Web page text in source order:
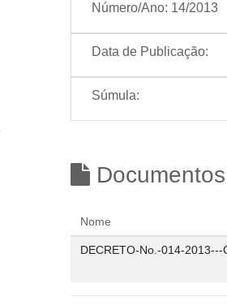
Número/Ano: 14/2013
Data de Publicação:
Súmula:
Documentos
Nome
DECRETO-No.-014-